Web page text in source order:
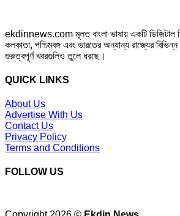
ekdinnews.com মূলত বাংলা ভাষায় একটি ডিজিটাল
কলকাতা, পশ্চিমবঙ্গ এবং ভারতের অন্যান্য রাজ্যের
গুরুত্বপূর্ণ খবরগুলিও তুলে ধরছে।
QUICK LINKS
About Us
Advertise With Us
Contact Us
Privacy Policy
Terms and Conditions
FOLLOW US